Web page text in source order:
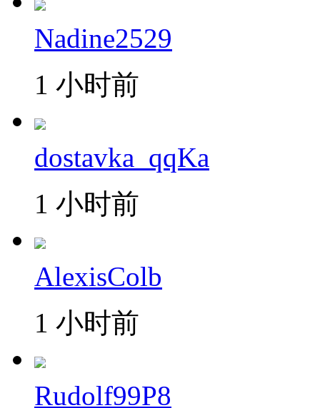
Nadine2529
1 小时前
dostavka_qqKa
1 小时前
AlexisColb
1 小时前
Rudolf99P8